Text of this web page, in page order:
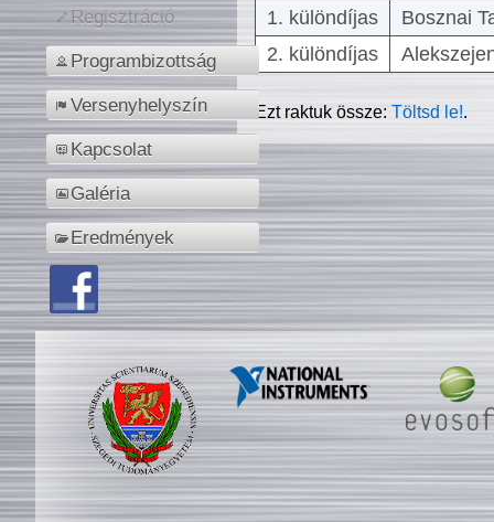
Regisztráció
Programbizottság
Versenyhelyszín
Kapcsolat
Galéria
Eredmények
1. különdíjas
Bosznai
2. különdíjas
Ezt raktuk össze:Töltsd le!.